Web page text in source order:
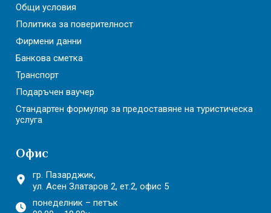
Общи условия
Политика за поверителност
Фирмени данни
Банкова сметка
Транспорт
Подаръчен ваучер
Стандартен формуляр за предоставяне на туристическа
услуга
Офис
гр. Пазарджик,
ул. Асен Златаров 2, ет.2, офис 5
понеделник – петък